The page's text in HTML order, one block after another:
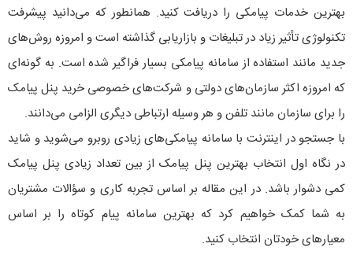
بهترین خدمات پیامکی را دریافت کنید. همانطور که می‌دانید پیشرفت
تکنولوژی تأثیر زیاد در تبلیغات و بازاریابی گذاشته است و امروزه روش‌های
جدید مانند استفاده از سامانه پیامکی بسیار فراگیر شده است. به گونه‌ای
که امروزه اکثر سازمان‌های دولتی و شرکت‌های خصوصی خرید پنل پیامک
را برای سازمان مانند تلفن و هر وسیله ارتباطی دیگری الزامی می‌دانند.
با جستجو در اینترنت با سامانه‌ پیامکی‌های زیادی روبرو می‌شوید و شاید
در نگاه اول انتخاب بهترین پنل پیامک از بین تعداد زیادی پنل پیامک
کمی دشوار باشد. در این مقاله بر اساس تجربه کاری و سؤالات مشتریان
به شما کمک خواهیم کرد که بهترین سامانه پیام کوتاه را بر اساس
معیارهای خودتان انتخاب کنید.